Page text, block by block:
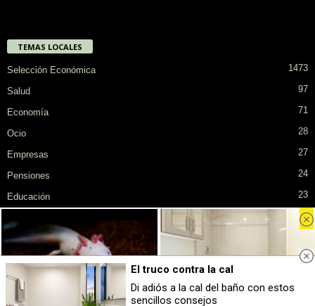
TEMAS LOCALES
Selección Económica 1473
Salud 97
Economía 71
Ocio 28
Empresas 27
Pensiones 24
Educación 23
Privacidad Cookies Publicidad en SiendoMayor
© COPYRIGHT. Todos los derechos reservados.
El truco contra la cal
Di adiós a la cal del baño con estos
sencillos consejos
Parece ciencia ficción Adiós a la cal del baño